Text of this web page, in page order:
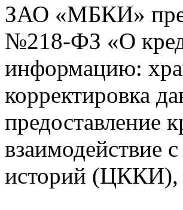
ЗАО «МБКИ»
№218-ФЗ «О
информацию:
корректировка
предоставление
взаимодействие
историй (ЦККИ),